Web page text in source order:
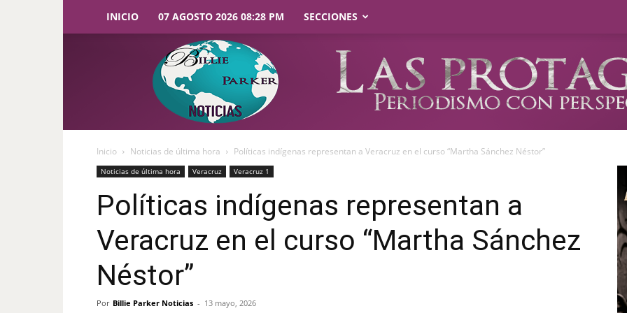
INICIO 07 AGOSTO 2026 08:28 PM SECCIONES
Parker
Noticias
Inicio Noticias de última hora Políticas indígenas representan a Veracruz en el curso “Martha Sánchez Néstor”
Noticias de última hora Veracruz Veracruz 1
Políticas indígenas representan a
Veracruz en el curso “Martha Sánchez
Néstor”
Por Billie Parker Noticias - 13 mayo, 2026